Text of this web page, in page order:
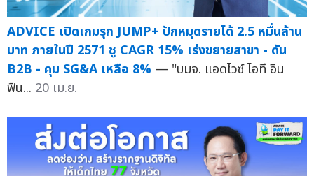
ADVICE เปิดเกมรุก JUMP+ ปักหมุดรายได้ 2.5 หมื่นล้าน
บาท ภายในปี 2571 ชู CAGR 15% เร่งขยายสาขา - ดัน
B2B - คุม SG&A เหลือ 8% — "บมจ. แอดไวซ์ ไอที อิน
ฟิน... 20 เม.ย.